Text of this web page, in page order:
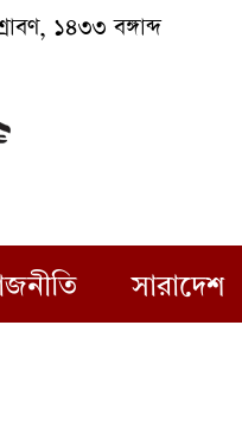
১৪৩৩ বঙ্গাব্দ
সারাদেশ